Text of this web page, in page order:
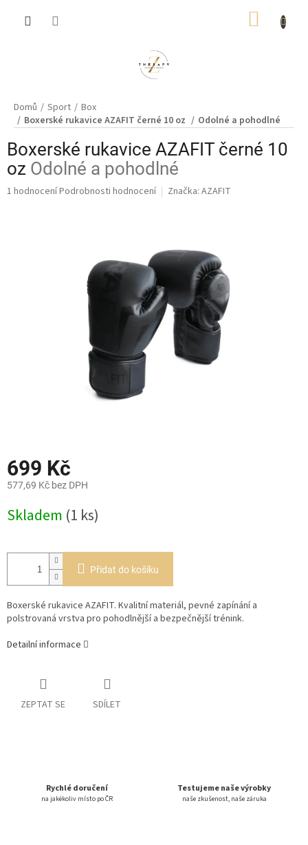
Domů Sport
Box
Boxerské rukavice AZAFIT černé 10 oz
Odolné a pohodlné
Boxerské rukavice AZAFIT černé 10
oz Odolné a pohodlné
Průměrné
1 hodnoceníPodrobnosti hodnocení Značka: AZAFIT
699 Kč
577,69 Kč bez DPH
cena:
Skladem (1 ks)
Přidat do košíku
Boxerské rukavice AZAFIT. Kvalitní materiál, pevné zapínání a
polstrovaná vrstva pro pohodlnější a bezpečnější trénink.
Detailní informace
ZEPTAT SE SDÍLET
Rychlé doručení
na jakékoliv místo po ČR
Testujeme naše výrobky
naše zkušenost, naše záruka